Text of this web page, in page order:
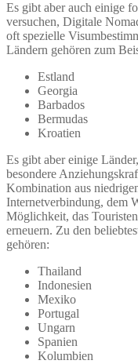
Es gibt aber auch einige
versuchen, Digitale
oft spezielle
Ländern gehören zum
Estland
Georgia
Barbados
Bermudas
Kroatien
Es gibt aber einige
besondere
Kombination aus
Internetverbindung, dem
Möglichkeit, das
erneuern. Zu den
gehören:
Thailand
Indonesien
Mexiko
Portugal
Ungarn
Spanien
Kolumbien